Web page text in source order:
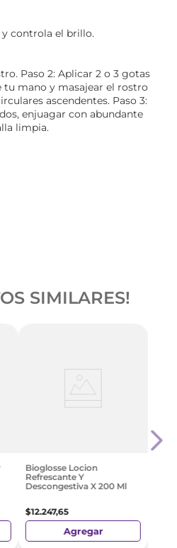
y controla el brillo.
Paso 2: Aplicar 2 o 3 gotas
tu mano y masajear el rostro
ascendentes. Paso 3:
enjuagar con abundante
limpia.
SIMILARES!
Bioglosse Locion
Refrescante Y
Descongestiva X 200 Ml
$12.247,65
Agregar